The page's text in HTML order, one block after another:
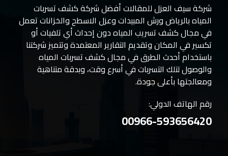
شركة سيف العزل للمقالات أفضل شركة كشف تسربات
المياه بالرياض ورش المبيدات وعزل الاسطح والخزانات تعمل
في مجال كشف تسريب المياه دون إحداث أي تلفيات أو
تكسير في المكان وتقديم التقارير المعتمدة وتتميز شركتنا
باستخدام أحدث الطرق في مجال كشف تسربات المياه
والوصول لتلك التسربات في أسرع وقت، وبدقة متناهية
ومعالجتها بأعلى جودة.
رقم الهاتف الدولي:
00966-593656420